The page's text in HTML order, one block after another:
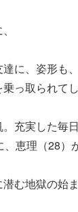
に、姿形も
っ取られて
充実した毎
、恵理（28）
む地獄の始